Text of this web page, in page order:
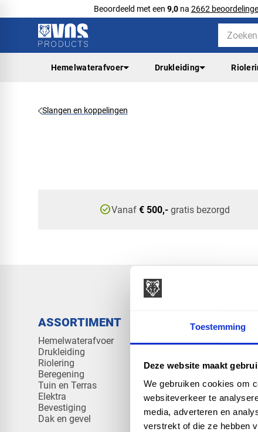
Toestemming
Deze website maakt
We gebruiken cookies om
websiteverkeer te
media, adverteren en
verstrekt of die ze hebben
Beoordeeld met een 9,0na 2662
Hemelwaterafvoer Drukleiding
Slangen en koppelingen
check_circleVanaf € 500,-gratis bezorgd
ASSORTIMENT
Hemelwaterafvoer
Drukleiding
Riolering
Beregening
Tuin en Terras
Elektra
Bevestiging
Dak en gevel
KENNIS